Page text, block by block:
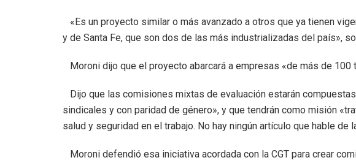
«Es un proyecto similar o más avanzado a otros que ya tienen
y de Santa Fe, que son dos de las más industrializadas del país»,
Moroni dijo que el proyecto abarcará a empresas «de más de 100
Dijo que las comisiones mixtas de evaluación estarán
sindicales y con paridad de género», y que tendrán como misión
salud y seguridad en el trabajo. No hay ningún artículo que hable de
Moroni defendió esa iniciativa acordada con la CGT para crear